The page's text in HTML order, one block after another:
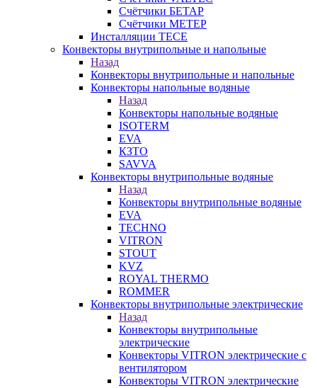
Счётчики БЕТАР
Счётчики МЕТЕР
Инсталляции TECE
Конвекторы внутрипольные и напольные
Назад
Конвекторы внутрипольные и напольные
Конвекторы напольные водяные
Назад
Конвекторы напольные водяные
ISOTERM
EVA
КЗТО
SAVVA
Конвекторы внутрипольные водяные
Назад
Конвекторы внутрипольные водяные
EVA
TECHNO
VITRON
STOUT
KVZ
ROYAL THERMO
ROMMER
Конвекторы внутрипольные электрические
Назад
Конвекторы внутрипольные
электрические
Конвекторы VITRON электрические с
вентилятором
Конвекторы VITRON электрические